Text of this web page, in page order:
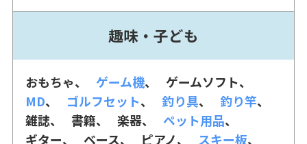
趣味・子ども
おもちゃ ゲーム機
ゲームソフト
MD
ゴルフセット 釣り具
釣り竿
雑誌
書籍 楽器
ペット用品
ギター
ベース ピアノ スキー板